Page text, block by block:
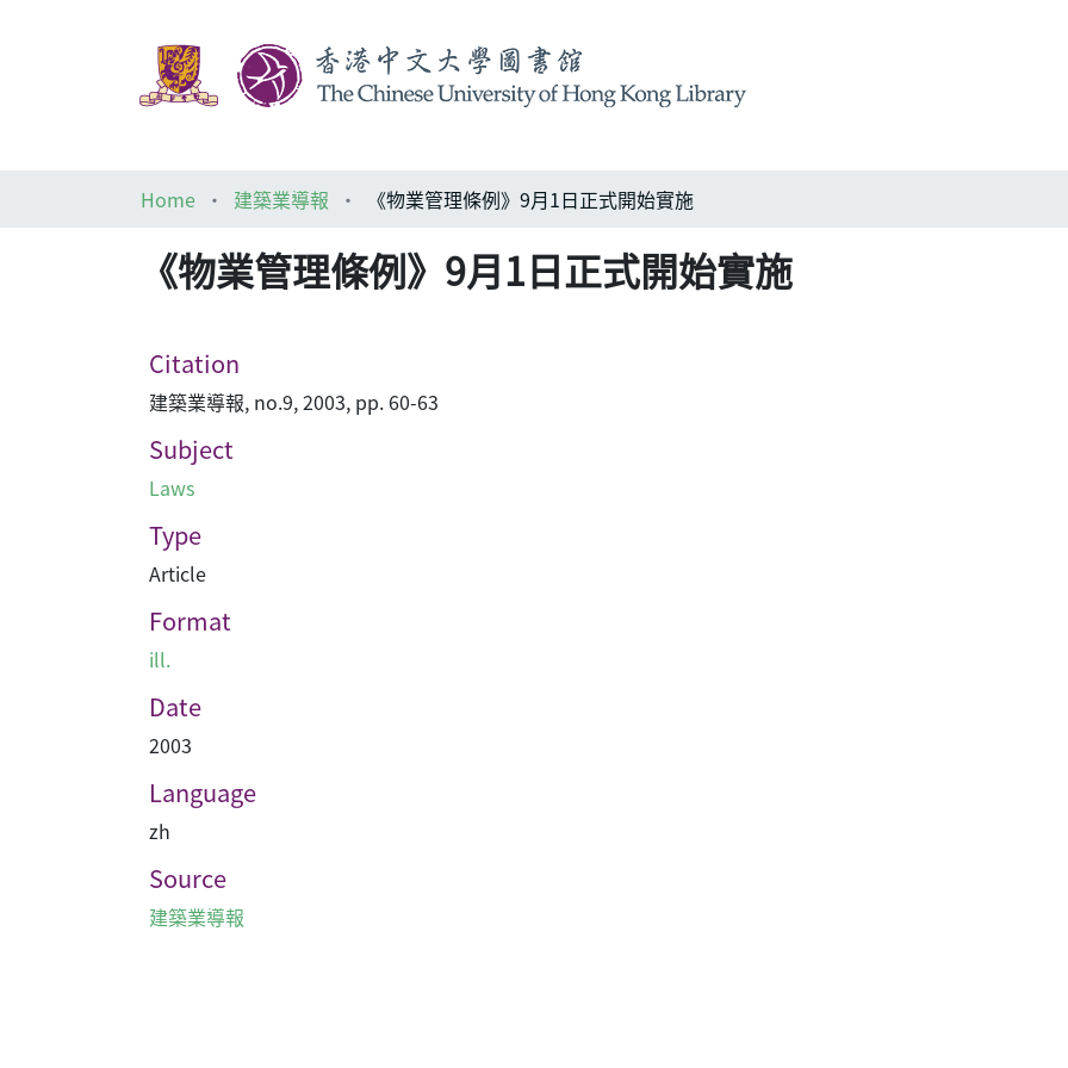
Home
建築業導報 《物業管理條例》9月1日正式開始實施
《物業管理條例》9月1日正式開始實施
Citation
建築業導報, no.9, 2003, pp. 60-63
Subject
Laws
Type
Article
Format
ill.
Date
2003
Language
zh
Source
建築業導報